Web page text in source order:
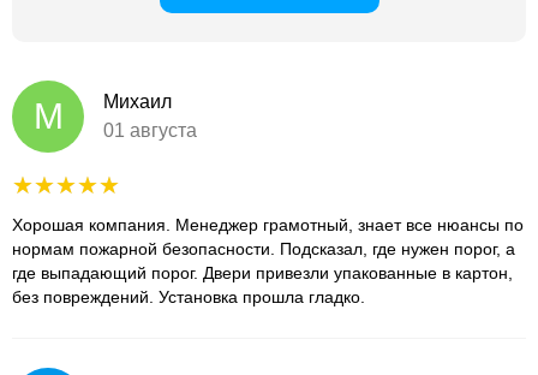
М
Михаил
01 августа
Хорошая компания. Менеджер грамотный, знает все нюансы по
нормам пожарной безопасности. Подсказал, где нужен порог, а
где выпадающий порог. Двери привезли упакованные в картон,
без повреждений. Установка прошла гладко.